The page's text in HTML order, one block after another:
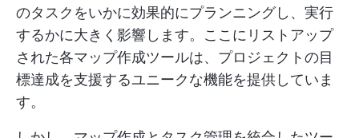
のタスクをいかに効果的にプランニングし、実行
するかに大きく影響します。ここにリストアップ
された各マップ作成ツールは、プロジェクトの目
標達成を支援するユニークな機能を提供していま
す。